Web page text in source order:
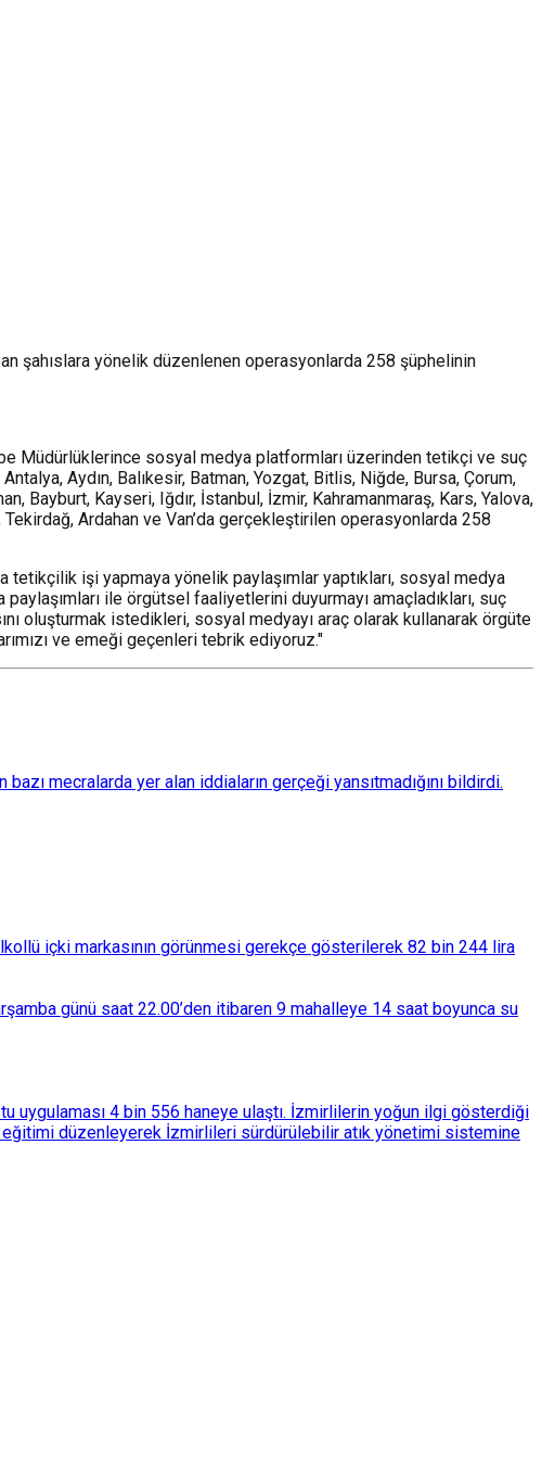
şahıslara yönelik düzenlenen operasyonlarda 258 şüphelinin
Müdürlüklerince sosyal medya platformları üzerinden tetikçi ve suç
Aydın, Balıkesir, Batman, Yozgat, Bitlis, Niğde, Bursa, Çorum,
Bayburt, Kayseri, Iğdır, İstanbul, İzmir, Kahramanmaraş, Kars, Yalova,
Ardahan ve Van’da gerçekleştirilen operasyonlarda 258
tetikçilik işi yapmaya yönelik paylaşımlar yaptıkları, sosyal medya
ile örgütsel faaliyetlerini duyurmayı amaçladıkları, suç
oluşturmak istedikleri, sosyal medyayı araç olarak kullanarak örgüte
ve emeği geçenleri tebrik ediyoruz."
bazı mecralarda yer alan iddiaların gerçeği yansıtmadığını bildirdi.
içki markasının görünmesi gerekçe gösterilerek 82 bin 244 lira
günü saat 22.00’den itibaren 9 mahalleye 14 saat boyunca su
uygulaması 4 bin 556 haneye ulaştı. İzmirlilerin yoğun ilgi gösterdiği
eğitimi düzenleyerek İzmirlileri sürdürülebilir atık yönetimi sistemine